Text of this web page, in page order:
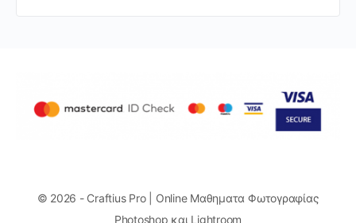
© 2026 - Craftius Pro | Online Μαθηματα Φωτογραφίας
Photoshop και Lightroom